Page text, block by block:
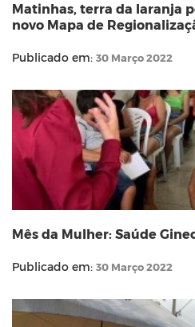
Matinhas, terra da laranja
novo Mapa de
Publicado em: 30 Março 2022
Mês da Mulher: Saúde
Publicado em: 30 Março 2022